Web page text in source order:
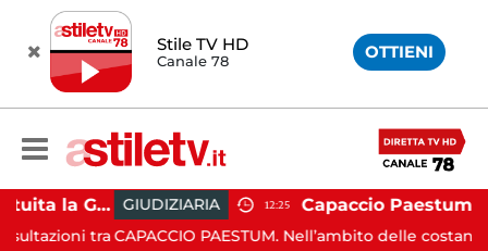
Stile TV HD
Canale 78 OTTIENI
Capaccio Paestum, istituita la Guardia Medica Turistica presso il Psaut di Piazza Santini
tra
GIUDIZIARIA 12:25
CAPACCIO PAESTUM. Nell’ambito delle costanti attività